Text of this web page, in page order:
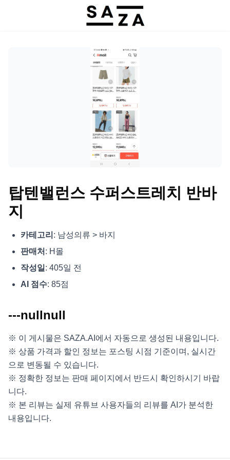
탑텐밸런스 수퍼스트레치 반바
지
카테고리 : 남성의류 > 바지
판매처 : H몰
작성일: 405일 전
AI 점수: 85점
---nullnull
※ 이 게시물은 SAZA.AI에서 자동으로 생성된 내용입니다.
※ 상품 가격과 할인 정보는 포스팅 시점 기준이며, 실시간
으로 변동될 수 있습니다.
※ 정확한 정보는 판매 페이지에서 반드시 확인하시기 바랍
니다.
※ 본 리뷰는 실제 유튜브 사용자들의 리뷰를 AI가 분석한
내용입니다.